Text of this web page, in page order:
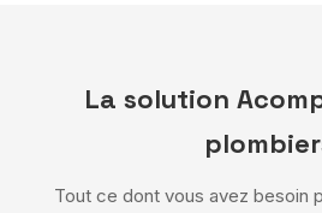
La solution
Tout ce dont vous avez besoin